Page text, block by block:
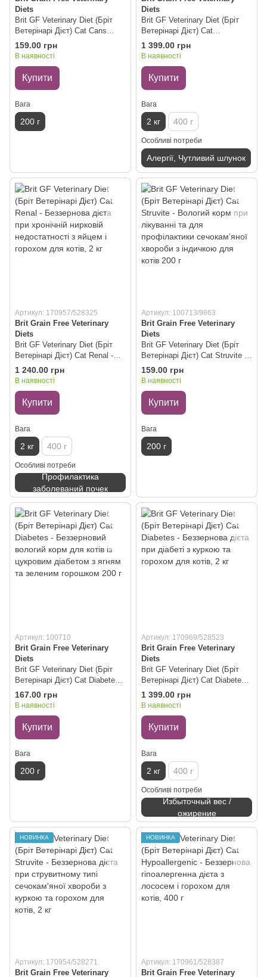
Diets
Brit GF Veterinary Diet (Бріт
Ветерінарі Дієт) Cat Cans
Gastrointestinal - Беззерновий
вологий корм з лососем та
захворюваннях шлунково-
кишкового тракту 200 г
159.00 грн
В наявності
Купити
Вага
200 г
Diets
Brit GF Veterinary Diet (Бріт
Ветерінарі Дієт) Cat
Gastrointestinal - Беззернова
дієта при гострому і
оселедцем і горохом для
котів, 2 кг
1 399.00 грн
В наявності
Купити
Вага
2 кг 400 г
Особливі потреби
Алергії, Чутливий шлунок
Артикул: 170957/528325
Brit Grain Free Veterinary
Diets
Brit GF Veterinary Diet (Бріт
Ветерінарі Дієт) Cat Renal -
Беззернова дієта при
хронічній нирковій
горохом для котів, 2 кг
1 240.00 грн
В наявності
Купити
Вага
2 кг 400 г
Особливі потреби
Профилактика
заболеваний почек
Артикул: 100713/9863
Brit Grain Free Veterinary
Diets
Brit GF Veterinary Diet (Бріт
Ветерінарі Дієт) Cat Struvite -
Вологий корм при лікуванні та
для профілактики
індичкою для котів 200 г
159.00 грн
В наявності
Купити
Вага
200 г
Артикул: 100710
Brit Grain Free Veterinary
Diets
Brit GF Veterinary Diet (Бріт
Ветерінарі Дієт) Cat Diabetes -
Беззерновий вологий корм
для котів із цукровим
горошком 200 г
167.00 грн
В наявності
Купити
Вага
200 г
Артикул: 170969/528523
Brit Grain Free Veterinary
Diets
Brit GF Veterinary Diet (Бріт
Ветерінарі Дієт) Cat Diabetes -
Беззернова дієта при діабеті з
куркою та горохом для котів,
1 399.00 грн
В наявності
Купити
Вага
2 кг 400 г
Особливі потреби
Избыточный вес /
ожирение
НОВИНКА
Артикул: 170954/528271
Brit Grain Free Veterinary
НОВИНКА
Артикул: 170961/528387
Brit Grain Free Veterinary